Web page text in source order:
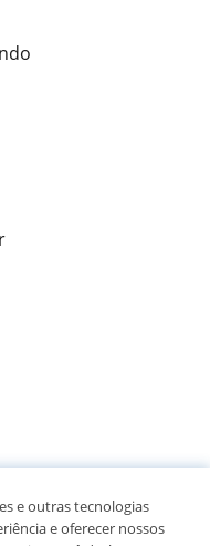
alunos
e outras tecnologias
e oferecer nossos